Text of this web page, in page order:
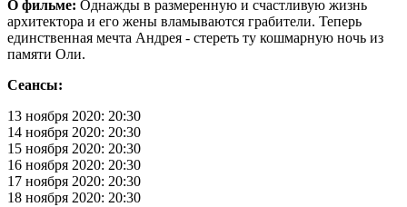
О фильме: Однажды в размеренную и счастливую жизнь
архитектора и его жены вламываются грабители. Теперь
единственная мечта Андрея - стереть ту кошмарную ночь из
памяти Оли.
Сеансы:
13 ноября 2020: 20:30
14 ноября 2020: 20:30
15 ноября 2020: 20:30
16 ноября 2020: 20:30
17 ноября 2020: 20:30
18 ноября 2020: 20:30